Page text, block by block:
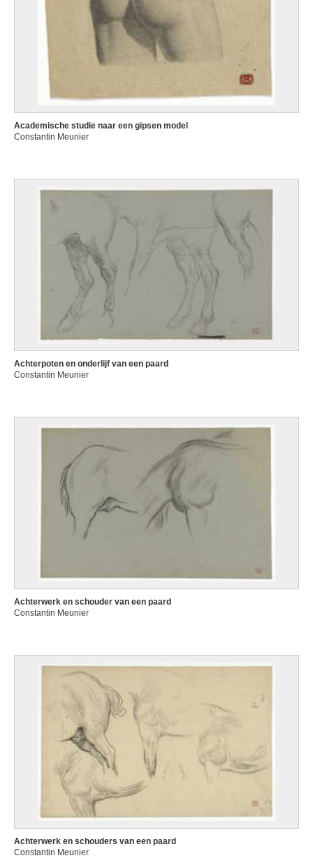
Academische studie naar een gipsen model
Constantin Meunier
Achterpoten en onderlijf van een paard
Constantin Meunier
Achterwerk en schouder van een paard
Constantin Meunier
Achterwerk en schouders van een paard
Constantin Meunier